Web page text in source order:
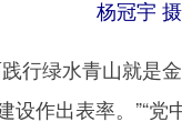
杨冠宇 摄
绿水青山就是
设作出表率。”“